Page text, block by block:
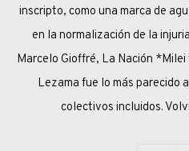
inscripto, como una marca de
en la normalización de la
Marcelo Gioffré, La Nación
Lezama fue lo más parecido
colectivos incluidos.